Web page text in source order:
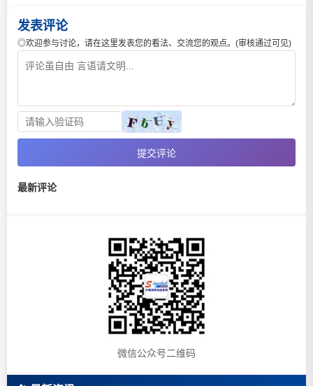
发表评论
◎欢迎参与讨论，请在这里发表您的看法、交流您的观点。(审核通过可见)
提交评论
最新评论
微信公众号二维码